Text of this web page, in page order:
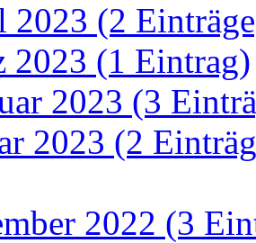
2023 (2
2023 (1 Eintrag)
2023 (3
2023 (2
2022 (3